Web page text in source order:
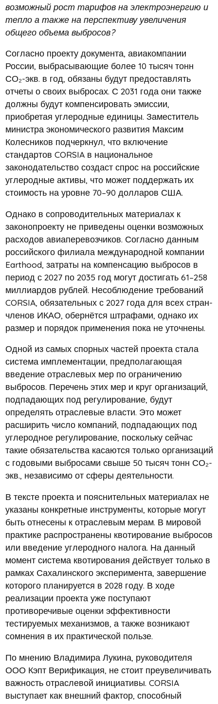
возможный рост тарифов на электроэнергию и
тепло а также на перспективу увеличения
общего объема выбросов?
Согласно проекту документа, авиакомпании
России, выбрасывающие более 10 тысяч тонн
СО₂-экв. в год, обязаны будут предоставлять
отчеты о своих выбросах. С 2031 года они также
должны будут компенсировать эмиссии,
приобретая углеродные единицы. Заместитель
министра экономического развития Максим
Колесников подчеркнул, что включение
стандартов CORSIA в национальное
законодательство создаст спрос на российские
углеродные активы, что может поддержать их
стоимость на уровне 70–90 долларов США.
Однако в сопроводительных материалах к
законопроекту не приведены оценки возможных
расходов авиаперевозчиков. Согласно данным
российского филиала международной компании
Earthood, затраты на компенсацию выбросов в
период с 2027 по 2035 год могут достигать 61–258
миллиардов рублей. Несоблюдение требований
CORSIA, обязательных с 2027 года для всех стран-
членов ИКАО, обернётся штрафами, однако их
размер и порядок применения пока не уточнены.
Одной из самых спорных частей проекта стала
система имплементации, предполагающая
введение отраслевых мер по ограничению
выбросов. Перечень этих мер и круг организаций,
подпадающих под регулирование, будут
определять отраслевые власти. Это может
расширить число компаний, подпадающих под
углеродное регулирование, поскольку сейчас
такие обязательства касаются только организаций
с годовыми выбросами свыше 50 тысяч тонн СО₂-
экв., независимо от сферы деятельности.
В тексте проекта и пояснительных материалах не
указаны конкретные инструменты, которые могут
быть отнесены к отраслевым мерам. В мировой
практике распространены квотирование выбросов
или введение углеродного налога. На данный
момент система квотирования действует только в
рамках Сахалинского эксперимента, завершение
которого планируется в 2028 году. В ходе
реализации проекта уже поступают
противоречивые оценки эффективности
тестируемых механизмов, а также возникают
сомнения в их практической пользе.
По мнению Владимира Лукина, руководителя
ООО Кэпт Верификация, не стоит преувеличивать
важность отраслевой инициативы. CORSIA
выступает как внешний фактор, способный